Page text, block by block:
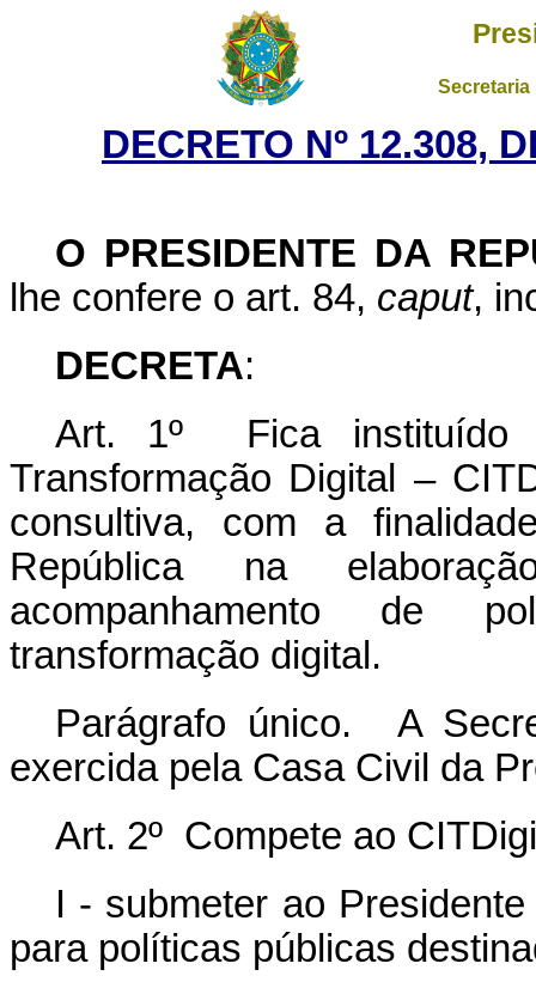
DECRETO Nº 12.308,
O PRESIDENTE DA
lhe confere o art. 84, caput,
DECRETA:
Art. 1º Fica instituído
Transformação Digital –
consultiva, com a
República na
acompanhamento de
transformação digital.
Parágrafo único. A
exercida pela Casa Civil da
Art. 2º Compete ao
I - submeter ao
para políticas públicas